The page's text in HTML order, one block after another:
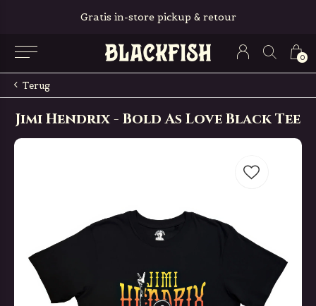
0
Gratis in-store pickup & retour
Terug
Jimi Hendrix - Bold As Love Black Tee